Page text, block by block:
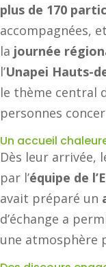
plus de 170
accompagnées,
la journée
l’Unapei Hauts-
le thème central
personnes
Un accueil
Dès leur arrivée,
par l’équipe de
avait préparé un
d’échange a
une atmosphère